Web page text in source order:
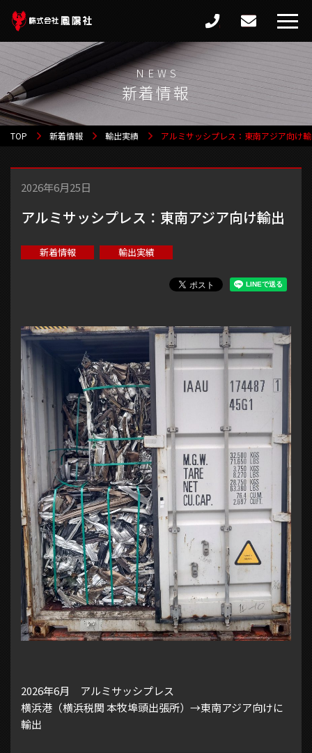
新着情報
TOP 新着情報 輸出実績 アルミサッシプレス：東南アジア向け
2026年6月25日
アルミサッシプレス：東南アジア向け輸出
新着情報 輸出実績
2026年6月 アルミサッシプレス
横浜港（横浜税関 本牧埠頭出張所）→東南アジア向けに
輸出